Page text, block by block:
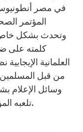
في مصر
المؤتمر
وتحدث بشكل خاص
كلمته على
العلمانية
من قبل
وسائل الإعلام
تلعبه المؤسسات التربوية المدرسية والجامعية.